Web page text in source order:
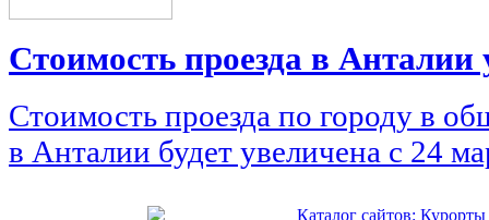
Стоимость проезда в Анталии
Стоимость проезда по городу в
в Анталии будет увеличена с 24